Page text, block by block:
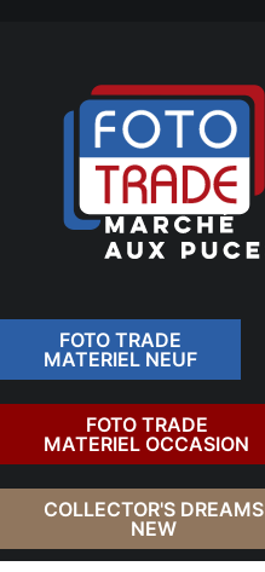
FOTO TRADE
MATERIEL NEUF
FOTO TRADE
MATERIEL OCCASION
COLLECTOR'S DREAMS
NEW
RETOUR